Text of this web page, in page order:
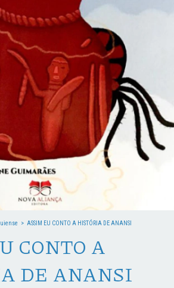
> ASSIM EU CONTO A HISTÓRIA DE ANANSI
CONTO A
DE ANANSI